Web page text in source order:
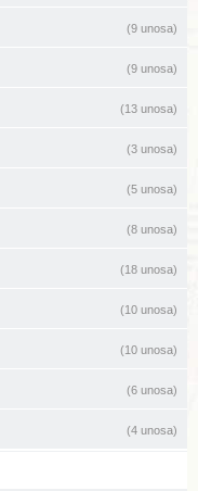
(9 unosa)
(9 unosa)
(13 unosa)
(3 unosa)
(5 unosa)
(8 unosa)
(18 unosa)
(10 unosa)
(10 unosa)
(6 unosa)
(4 unosa)